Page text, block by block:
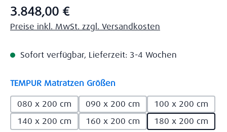
Regulärer Preis:
3.848,00 €
Preise inkl. MwSt. zzgl. Versandkosten
Sofort verfügbar, Lieferzeit: 3-4 Wochen
TEMPUR Matratzen Größen
080 x 200 cm
090 x 200 cm
100 x 200 cm
140 x 200 cm
160 x 200 cm 180 x 200 cm